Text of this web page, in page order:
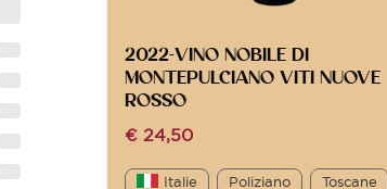
2022-VINO NOBILE DI
MONTEPULCIANO VITI NUOVE
ROSSO
€24,50
Italie Poliziano Toscane